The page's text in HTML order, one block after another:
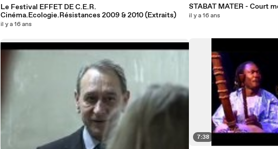
Le Festival EFFET DE C.E.R.
Cinéma.Ecologie.Résistances 2009 & 2010 (Extraits)
il y a 16 ans
STABAT MATER - Court
il y a 16 ans
7:38